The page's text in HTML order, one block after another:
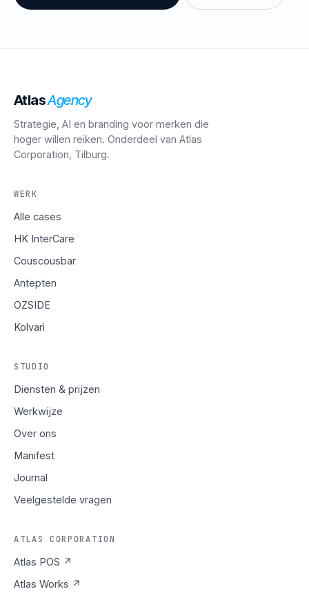
AtlasAgency
Strategie, AI en branding voor merken die
hoger willen reiken. Onderdeel van Atlas
Corporation, Tilburg.
WERK
Alle cases
HK InterCare
Couscousbar
Antepten
OZSIDE
Kolvari
STUDIO
Diensten & prijzen
Werkwijze
Over ons
Manifest
Journal
Veelgestelde vragen
ATLAS CORPORATION
Atlas POS ↗
Atlas Works ↗